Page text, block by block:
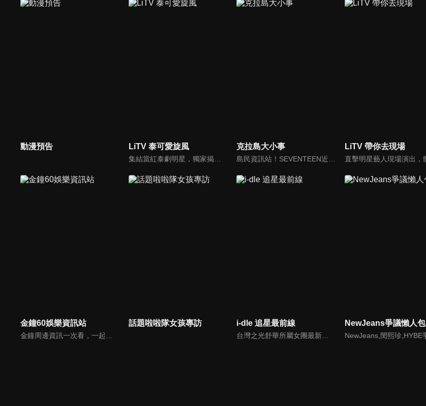
動漫預告 LiTV 泰可愛旋風 克拉島大小事 LiTV 帶你去現場
金鐘60娛樂資訊站
金鐘周邊資訊一次看，一起預測金鐘得主！
話題啦啦隊女孩專訪 i-dle 追星最前線
台灣之光舒華所屬女團最新消息報你知
NewJeans爭議懶人包